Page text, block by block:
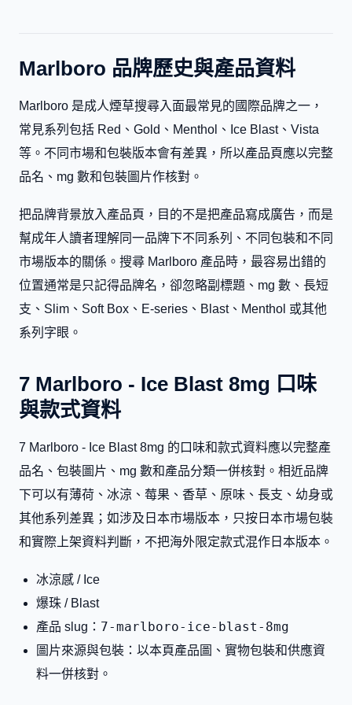
Marlboro 品牌歷史與產品資料
Marlboro 是成人煙草搜尋入面最常見的國際品牌之一，
常見系列包括 Red、Gold、Menthol、Ice Blast、Vista
等。不同市場和包裝版本會有差異，所以產品頁應以完整
品名、mg 數和包裝圖片作核對。
把品牌背景放入產品頁，目的不是把產品寫成廣告，而是
幫成年人讀者理解同一品牌下不同系列、不同包裝和不同
市場版本的關係。搜尋 Marlboro 產品時，最容易出錯的
位置通常是只記得品牌名，卻忽略副標題、mg 數、長短
支、Slim、Soft Box、E-series、Blast、Menthol 或其他
系列字眼。
7 Marlboro - Ice Blast 8mg 口味
與款式資料
7 Marlboro - Ice Blast 8mg 的口味和款式資料應以完整產
品名、包裝圖片、mg 數和產品分類一併核對。相近品牌
下可以有薄荷、冰涼、莓果、香草、原味、長支、幼身或
其他系列差異；如涉及日本市場版本，只按日本市場包裝
和實際上架資料判斷，不把海外限定款式混作日本版本。
冰涼感 / Ice
爆珠 / Blast
產品 slug： 7-marlboro-ice-blast-8mg
圖片來源與包裝：以本頁產品圖、實物包裝和供應資
料一併核對。